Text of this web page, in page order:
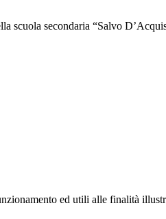
secondaria “Salvo
ed utili alle finalità